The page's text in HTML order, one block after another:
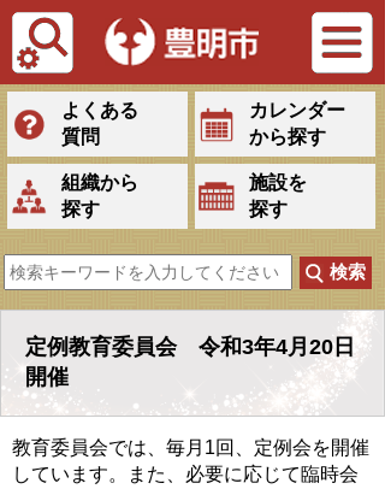
Tiếng Việt
よくある
質問
カレンダー
から探す
組織から
探す
施設を
探す
定例教育委員会 令和3年4月20日
開催
教育委員会では、毎月1回、定例会を開催
しています。また、必要に応じて臨時会